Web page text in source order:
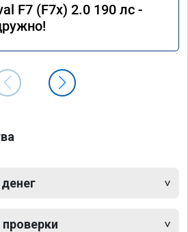
F7 (F7x) 2.0 190 лс -